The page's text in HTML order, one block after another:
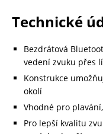
Technické
Bezdrátová
vedení zvuku přes
Konstrukce
okolí
Vhodné pro
Pro lepší kvalitu